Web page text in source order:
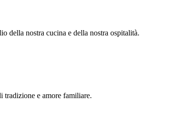
della nostra cucina e della nostra ospitalità.
tradizione e amore familiare.